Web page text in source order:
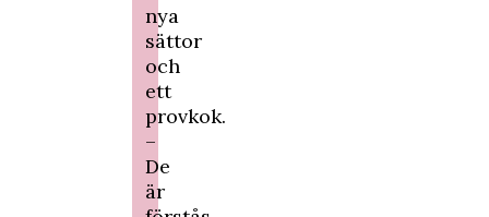
nya
sättor
och
ett
provkok.
–
De
är